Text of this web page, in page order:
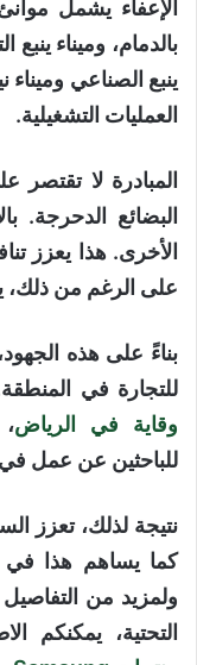
الإعفاء يشمل
بالدمام، وميناء
ينبع الصناعي
العمليات التشغيلية.
المبادرة لا
البضائع الدحرجة.
الأخرى. هذا يعزز
على الرغم من ذلك،
بناءً على هذه
للتجارة في
وقاية في الرياض
للباحثين عن عمل في
نتيجة لذلك، تعزز
كما يساهم هذا في
ولمزيد من
التحتية، يمكنكم